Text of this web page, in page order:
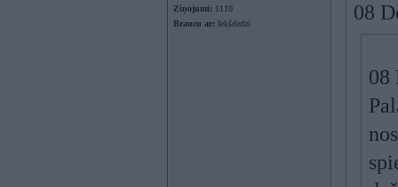
Ziņojumi: 1110
Braucu ar: Iekšdedzi 08
08